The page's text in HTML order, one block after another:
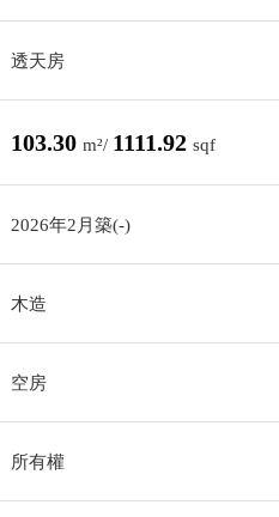
透天房
103.30 m²/ 1111.92 sqf
2026年2月築(-)
木造
空房
所有權